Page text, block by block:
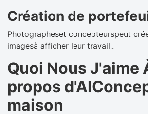
Création de
Photographeset concepteurspeut
imagesà afficher leur travail..
Quoi Nous J'aime
propos
maison